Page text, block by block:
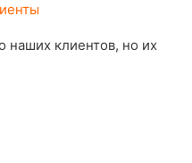
наших клиентов, но их